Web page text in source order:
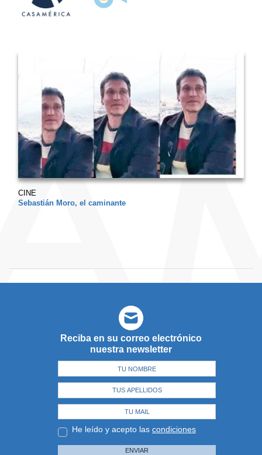
CINE
Sebastián Moro, el caminante
Reciba en su correo electrónico
nuestra newsletter
He leído y acepto las condiciones
ENVIAR